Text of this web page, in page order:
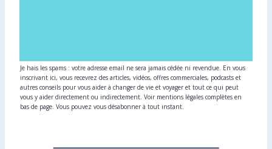
Je hais les spams : votre adresse email ne sera jamais cédée ni revendue. En vous
inscrivant ici, vous recevrez des articles, vidéos, offres commerciales, podcasts et
autres conseils pour vous aider à changer de vie et voyager et tout ce qui peut
vous y aider directement ou indirectement. Voir mentions légales complètes en
bas de page. Vous pouvez vous désabonner à tout instant.